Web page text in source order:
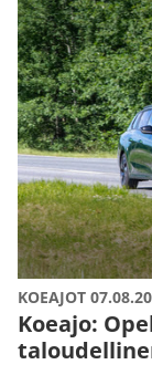
KOEAJOT
Koeajo: